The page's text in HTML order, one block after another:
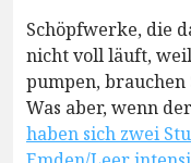
Schöpfwerke, die
nicht voll läuft, weil
pumpen,
Was aber, wenn
haben sich zwei